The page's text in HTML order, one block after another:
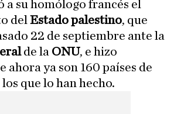
a su homólogo francés el
del Estado palestino, que
22 de septiembre ante la
de la ONU, e hizo
ahora ya son 160 países de
que lo han hecho.